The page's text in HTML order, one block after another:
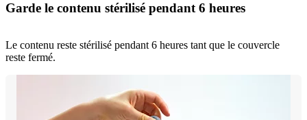
Garde le contenu stérilisé pendant 6 heures
Le contenu reste stérilisé pendant 6 heures tant que le couvercle
reste fermé.